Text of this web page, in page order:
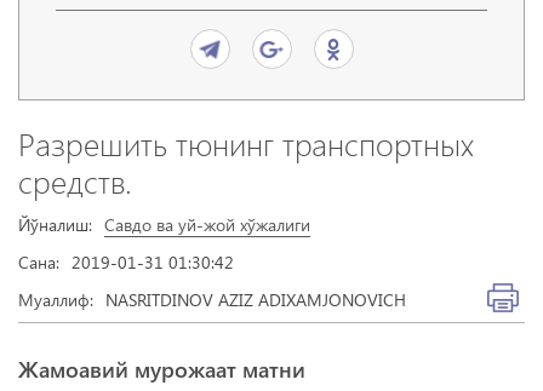
Разрешить тюнинг транспортных
средств.
Йўналиш: Савдо ва уй-жой хўжалиги
Сана: 2019-01-31 01:30:42
Муаллиф: NASRITDINOV AZIZ ADIXAMJONOVICH
Жамоавий мурожаат матни